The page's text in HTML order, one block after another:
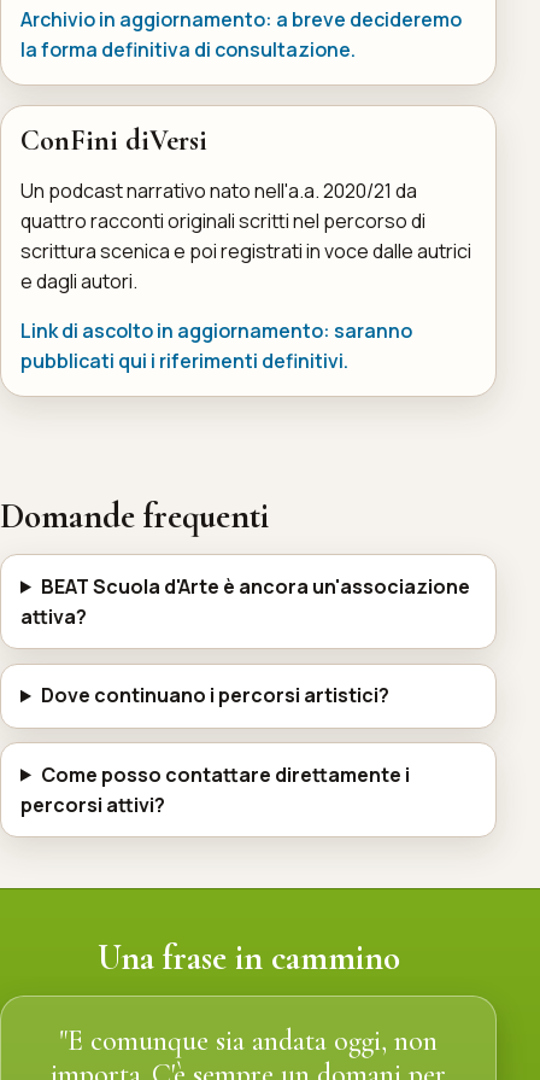
Archivio in aggiornamento: a breve decideremo
la forma definitiva di consultazione.
ConFini diVersi
Un podcast narrativo nato nell'a.a. 2020/21 da
quattro racconti originali scritti nel percorso di
scrittura scenica e poi registrati in voce dalle autrici
e dagli autori.
Link di ascolto in aggiornamento: saranno
pubblicati qui i riferimenti definitivi.
Domande frequenti
BEAT Scuola d'Arte è ancora un'associazione
attiva?
Dove continuano i percorsi artistici?
Come posso contattare direttamente i
percorsi attivi?
Una frase in cammino
"E comunque sia andata oggi, non